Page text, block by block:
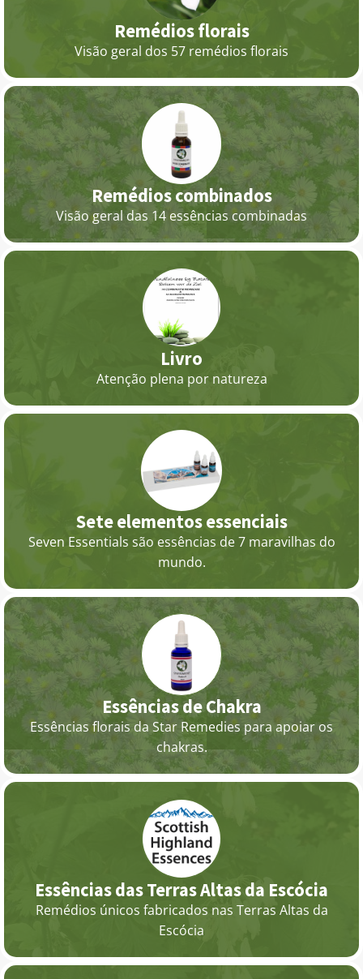
Remédios florais
Visão geral dos 57 remédios florais
Remédios combinados
Visão geral das 14 essências combinadas
Livro
Atenção plena por natureza
Sete elementos essenciais
Seven Essentials são essências de 7 maravilhas do
mundo.
Essências de Chakra
Essências florais da Star Remedies para apoiar os
chakras.
Essências das Terras Altas da Escócia
Remédios únicos fabricados nas Terras Altas da
Escócia